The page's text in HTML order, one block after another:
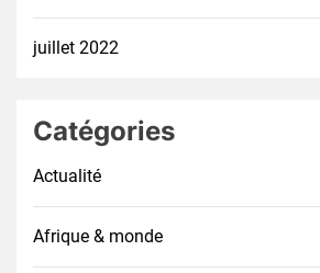
juillet 2022
Catégories
Actualité
Afrique & monde